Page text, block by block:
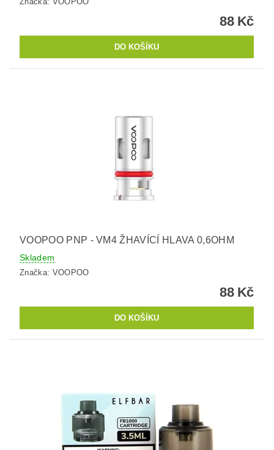
88 Kč
VOOPOO PNP - VM4 ŽHAVÍCÍ HLAVA 0,6OHM
Skladem
Značka: VOOPOO
88 Kč